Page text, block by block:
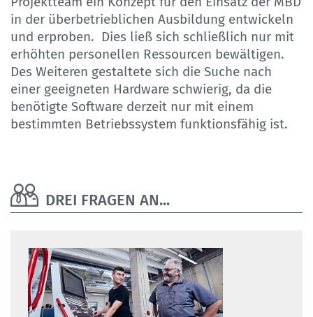
in der überbetrieblichen Ausbildung entwickeln
und erproben. Dies ließ sich schließlich nur mit
erhöhten personellen Ressourcen bewältigen.
Des Weiteren gestaltete sich die Suche nach
einer geeigneten Hardware schwierig, da die
benötigte Software derzeit nur mit einem
bestimmten Betriebssystem funktionsfähig ist.
DREI FRAGEN AN...